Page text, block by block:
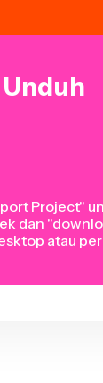
Project"
dan
atau